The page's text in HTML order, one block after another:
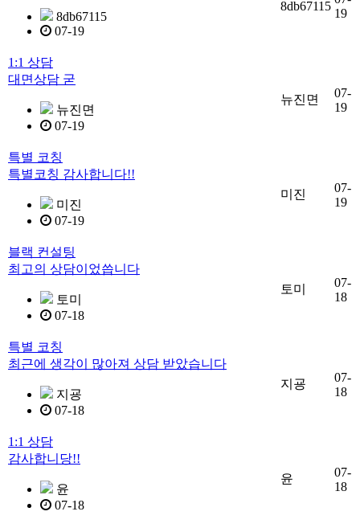
8db67115
07-19
8db67115
19
1:1 상담
대면상담 굳
뉴진면
07-19
뉴진면
07-
19
특별 코칭
특별코칭 감사합니다!!
미진
07-19
미진
07-
19
블랙 컨설팅
최고의 상담이었씁니다
토미
07-18
토미
07-
18
특별 코칭
최근에 생각이 많아져 상담 받았습니다
지굥
07-18
지굥
07-
18
1:1 상담
감사합니당!!
윤
07-18
윤
07-
18